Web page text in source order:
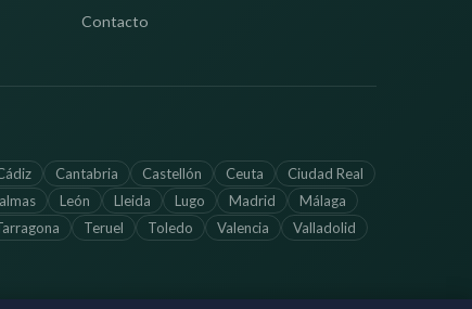
Contacto
Cantabria Castellón Ceuta
Ciudad Real
León Lleida Lugo Madrid
Málaga
Teruel Toledo Valencia
Valladolid